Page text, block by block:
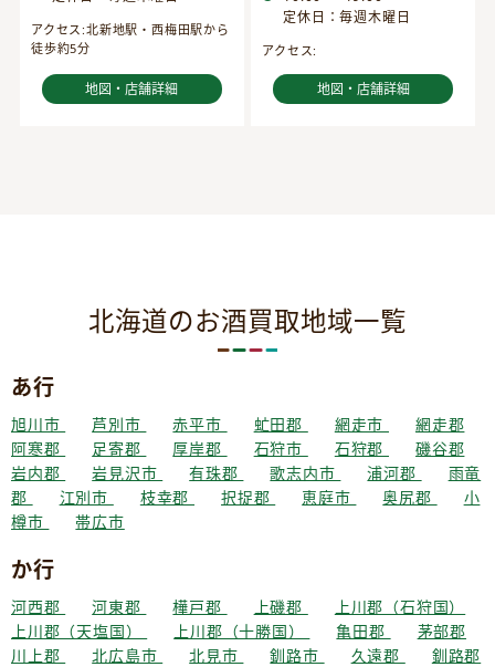
アクセス:北新地駅・西梅田駅から
徒歩約5分
地図・店舗詳細
定休日：毎週木曜日
アクセス:
地図・店舗詳細
北海道のお酒買取地域一覧
あ行
旭川市 芦別市 赤平市 虻田郡 網走市
網走郡
阿寒郡
足寄郡 厚岸郡 石狩市 石狩郡
磯谷郡
岩内郡
岩見沢市 有珠郡 歌志内市 浦河郡
雨竜
郡
江別市 枝幸郡 択捉郡 恵庭市 奥尻郡
小
樽市
帯広市
か行
河西郡 河東郡 樺戸郡 上磯郡
上川郡（石狩国）
上川郡（天塩国）
上川郡（十勝国） 亀田郡
茅部郡
川上郡
北広島市 北見市 釧路市 久遠郡
釧路郡